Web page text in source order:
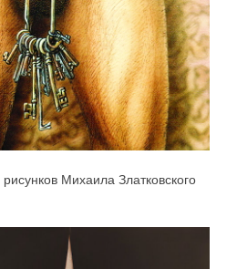
рисунков Михаила Златковского